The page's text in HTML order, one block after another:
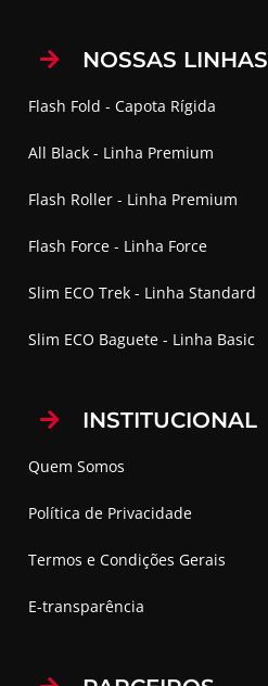
NOSSAS LINHAS
Flash Fold - Capota Rígida
All Black - Linha Premium
Flash Roller - Linha Premium
Flash Force - Linha Force
Slim ECO Trek - Linha Standard
Slim ECO Baguete - Linha Basic
INSTITUCIONAL
Quem Somos
Política de Privacidade
Termos e Condições Gerais
E-transparência